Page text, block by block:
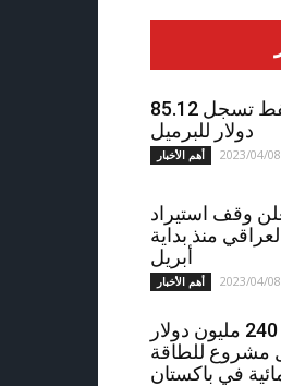
أسعار النفط تسجل 85.12
دولار للبرميل
أهم الأخبار 2023/04/
وقف استيراد
منذ بداية
أبريل
أهم الأخبار 2023/04/
السعودية.. 240 مليون دولار
مشروع للطاقة
في باكستان